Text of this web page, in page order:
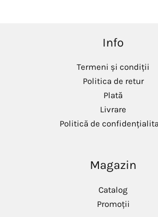
Info
Termeni și condiții
Politica de retur
Plată
Livrare
Politică de
Magazin
Catalog
Promoții